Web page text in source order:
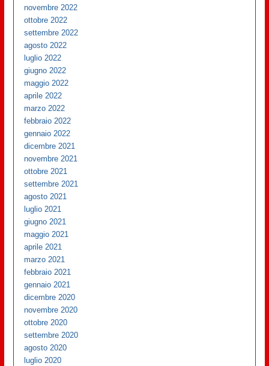
novembre 2022
ottobre 2022
settembre 2022
agosto 2022
luglio 2022
giugno 2022
maggio 2022
aprile 2022
marzo 2022
febbraio 2022
gennaio 2022
dicembre 2021
novembre 2021
ottobre 2021
settembre 2021
agosto 2021
luglio 2021
giugno 2021
maggio 2021
aprile 2021
marzo 2021
febbraio 2021
gennaio 2021
dicembre 2020
novembre 2020
ottobre 2020
settembre 2020
agosto 2020
luglio 2020